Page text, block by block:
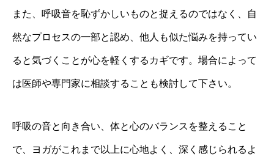
また、呼吸音を恥ずかしいものと捉えるのではなく、自
然なプロセスの一部と認め、他人も似た悩みを持ってい
ると気づくことが心を軽くするカギです。場合によって
は医師や専門家に相談することも検討して下さい。
呼吸の音と向き合い、体と心のバランスを整えること
で、ヨガがこれまで以上に心地よく、深く感じられるよ